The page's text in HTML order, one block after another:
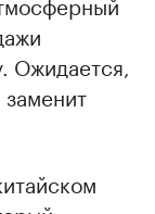
Ожидается,